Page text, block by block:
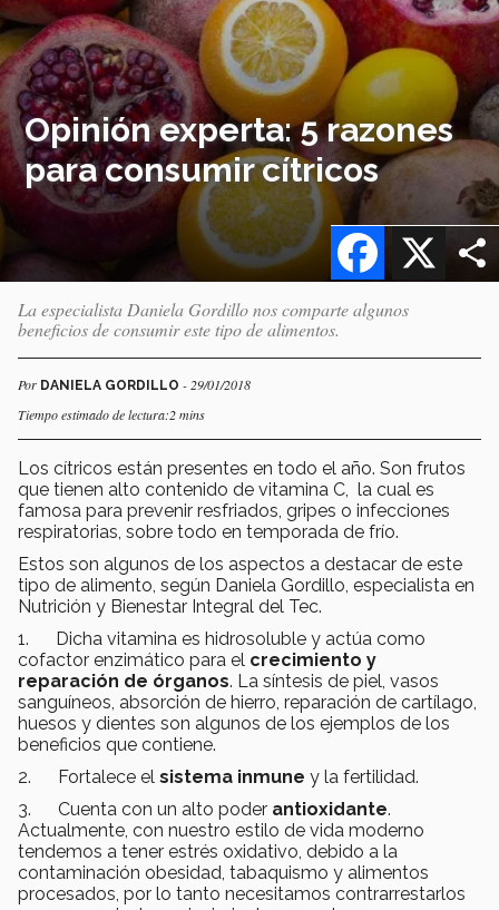
Opinión experta: 5 razones
para consumir cítricos
X
Facebook
La especialista Daniela Gordillo nos comparte algunos
beneficios de consumir este tipo de alimentos.
Por DANIELA GORDILLO - 29/01/2018
Tiempo estimado de lectura:2 mins
Los cítricos están presentes en todo el año. Son frutos
que tienen alto contenido de vitamina C, la cual es
famosa para prevenir resfriados, gripes o infecciones
respiratorias, sobre todo en temporada de frío.
Estos son algunos de los aspectos a destacar de este
tipo de alimento, según Daniela Gordillo, especialista en
Nutrición y Bienestar Integral del Tec.
1. Dicha vitamina es hidrosoluble y actúa como
cofactor enzimático para el crecimiento y
reparación de órganos. La síntesis de piel, vasos
sanguíneos, absorción de hierro, reparación de cartílago,
huesos y dientes son algunos de los ejemplos de los
beneficios que contiene.
2. Fortalece el sistema inmune y la fertilidad.
3. Cuenta con un alto poder antioxidante.
Actualmente, con nuestro estilo de vida moderno
tendemos a tener estrés oxidativo, debido a la
contaminación obesidad, tabaquismo y alimentos
procesados, por lo tanto necesitamos contrarrestarlos